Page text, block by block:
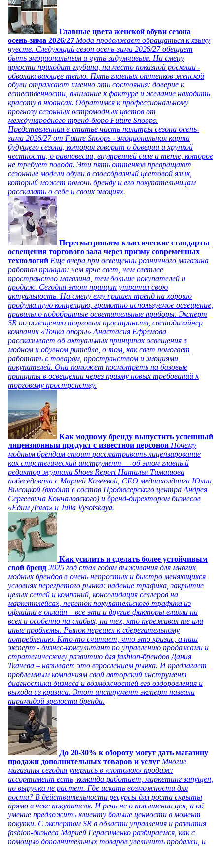
Главные цвета женской обуви сезона
осень-зима 2026/27 Мода продолжает обращаться к языку
чувств. Следующий сезон осень-зима 2026/27 обещает
быть эмоциональным и чуть задумчивым. На смену
яркости приходит глубина, на место показной роскоши -
обволакивающее тепло. Пять главных оттенков женской
обуви отражают именно эти состояния: доверие к
естественности, внимание к фактуре и желание находить
красоту в нюансах. Обратимся к профессиональному
прогнозу сезонных остромодных цветов от
международного тренд-бюро Future Snoops.
Представленная в статье часть палитры сезона осень-
зима 2026/27 от Future Snoops - эмоциональная карта
будущего сезона, которая говорит о доверии и хрупкой
честности, о равновесии, внутренней силе и тепле, которое
не требует повода. Эти пять оттенков превращают
сезонные модели обуви в своеобразный цветовой язык,
который может помочь бренду и его покупательницам
рассказать о себе и своих эмоциях.
Пересматриваем классические стандарты
освещения торгового зала через призму современных
технологий Еще вчера при освещении розничного магазина
работал принцип: чем ярче свет, чем светлее
пространство магазина, тем больше покупателей и
продаж. Сегодня этот принцип утратил свою
актуальность. На смену ему пришел тренд на хорошо
продуманную концепцию, грамотно используемое освещение,
правильно подобранные осветительные приборы. Эксперт
SR по освещению торговых пространств, светодизайнер
компании «Точка опоры» Анастасия Ефремова
рассказывает об актуальных принципах освещения в
модном и обувном ритейле, о том, как свет помогает
работать с товаром, пространством и эмоциями
покупателей. Она поможет посмотреть на базовые
принципы в освещении через призму новых требований к
торговому пространству.
Как модному бренду выпустить успешный
лицензионный продукт с известной персоной Почему
модным брендам стоит рассматривать лицензирование
как стратегический инструмент — об этом главный
редактор журнала Shoes Report Наталья Тимашова
побеседовала с Марией Козеевой, СЕО медиахолдинга Юлии
Высоцкой (входит в состав Продюсерского центра Андрея
Сергеевича Кончаловского) и бренд-директором бизнесов
«Едим Дома» и Julia Vysotskaya.
Как усилить и сделать более устойчивым
свой бренд 2025 год стал годом выживания для многих
модных брендов в очень непростых и быстро меняющихся
условиях перегретого рынка: падение трафика, закрытие
целых сетей и компаний, консолидация селлеров на
маркетплейсах, переток покупательского трафика из
офлайна в онлайн – все эти и другие факторы влияли на
всех и особенно на слабых, на тех, кто переживал те или
иные проблемы. Рынок перешел к сберегательному
потреблению. Кто-то считает, что это кризис, а наш
эксперт - бизнес-консультант по управлению продажами и
стратегическому развитию для fashion-брендов Дания
Ткачева – называет это взрослением рынка. И предлагает
проблемным компаниям свой авторский инструмент
диагностики бизнеса и возможностей его оздоровления и
выхода из кризиса. Этот инструмент эксперт назвала
пирамидой зрелости бренда.
До 20-30% к обороту могут дать магазину
продажи дополнительных товаров и услуг Многие
магазины сегодня уперлись в «потолок» продаж:
ассортимент есть, команда работает, маркетинг запущен,
но выручка не растет. Где искать возможности для
роста? В действительности ресурсы для роста скрыты
прямо в чеке покупателя. И речь не о повышении цен, а об
умение предложить клиенту больше ценности в момент
покупки. С экспертом SR в области управления и развития
fashion-бизнеса Марией Герасименко разбираемся, как с
помощью дополнительных товаров увеличить продажи, и